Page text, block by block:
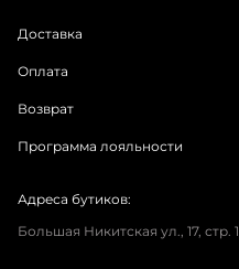
Доставка
Оплата
Возврат
Программа лояльности
Адреса бутиков:
Большая Никитская ул., 17, стр. 1